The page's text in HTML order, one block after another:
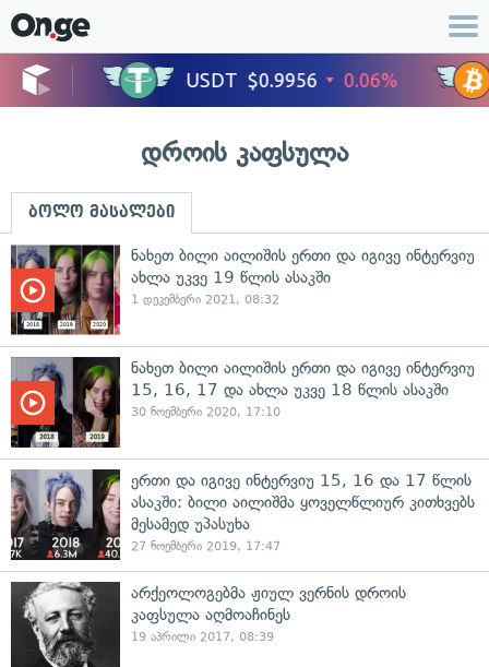
დროის კაფსულა
ბოლო მასალები
ნახეთ ბილი აილიშის ერთი და იგივე ინტერვიუ
ახლა უკვე 19 წლის ასაკში
1 დეკემბერი 2021, 08:32
ნახეთ ბილი აილიშის ერთი და იგივე ინტერვიუ
15, 16, 17 და ახლა უკვე 18 წლის ასაკში
30 ნოემბერი 2020, 17:10
ერთი და იგივე ინტერვიუ 15, 16 და 17 წლის
ასაკში: ბილი აილიშმა ყოველწლიურ კითხვებს
მესამედ უპასუხა
27 ნოემბერი 2019, 17:47
არქეოლოგებმა ჟიულ ვერნის დროის
კაფსულა აღმოაჩინეს
19 აპრილი 2017, 08:39